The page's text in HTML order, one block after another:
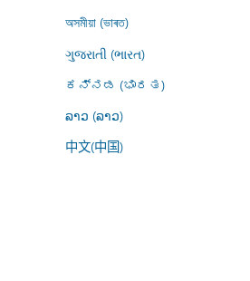
অসমীয়া (ভাৰত)
ગુજરાતી (ભારત)
ಕನ್ನಡ (ಭಾರತ)
ລາວ (ລາວ)
中文(中国)